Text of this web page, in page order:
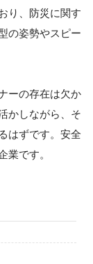
り、防災に関す
の姿勢やスピー
ーの存在は欠か
かしながら、そ
はずです。安全
業です。